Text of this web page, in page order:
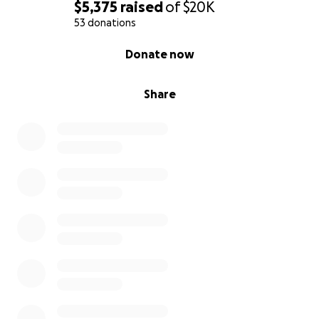
$5,375 raisedof$20K
53 donations
Share
Donate now
Con fe, esperanza y el corazón lleno de gratitud,